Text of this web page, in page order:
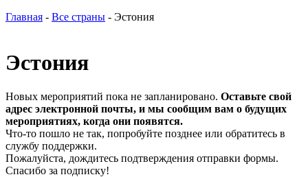
Главная - Все страны - Эстония
Эстония
Новых мероприятий пока не запланировано. Оставьте свой
адрес электронной почты, и мы сообщим вам о будущих
мероприятиях, когда они появятся.
Что-то пошло не так, попробуйте позднее или обратитесь в
службу поддержки.
Пожалуйста, дождитесь подтверждения отправки формы.
Спасибо за подписку!